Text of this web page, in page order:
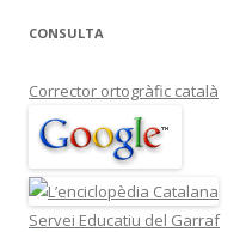
CONSULTA
Corrector ortogràfic català
Servei Educatiu del Garraf